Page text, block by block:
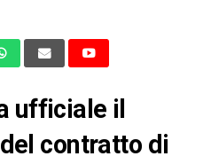
ufficiale il
contratto di